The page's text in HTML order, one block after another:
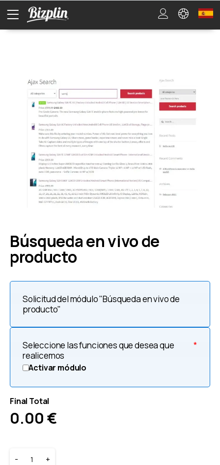
Búsqueda en vivo de
producto
Solicitud del módulo "Búsqueda en vivo de
producto"
*
Seleccione las funciones que desea que
realicemos
Activar módulo
Final Total
0.00€
- +